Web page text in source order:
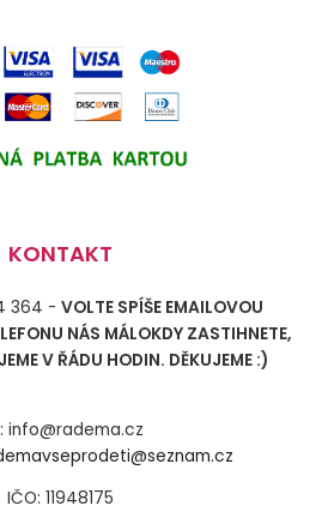
KONTAKT
364 - VOLTE SPÍŠE EMAILOVOU
NÁS MÁLOKDY ZASTIHNETE,
V ŘÁDU HODIN. DĚKUJEME :)
info@radema.cz
IČO: 11948175